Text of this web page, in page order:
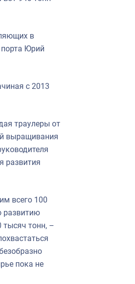
в
Юрий
с 2013
траулеры от
выращивания
развития
всего 100
развитию
тысяч тонн, –
пока не